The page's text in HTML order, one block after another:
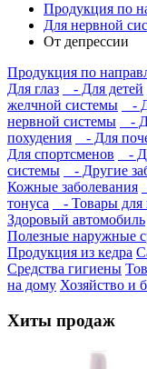
Продукция по
Для нервной
От депрессии
Продукция по
Для глаз
- Для детей
желчной системы
-
нервной системы
-
похудения
- Для
Для спортсменов
-
системы
- Другие
Кожные заболевания
тонуса
- Товары для
Здоровый автомобиль
Полезные наружные
Продукция из кедра
Средства гигиены
на дому Хозяйство и
Хиты продаж